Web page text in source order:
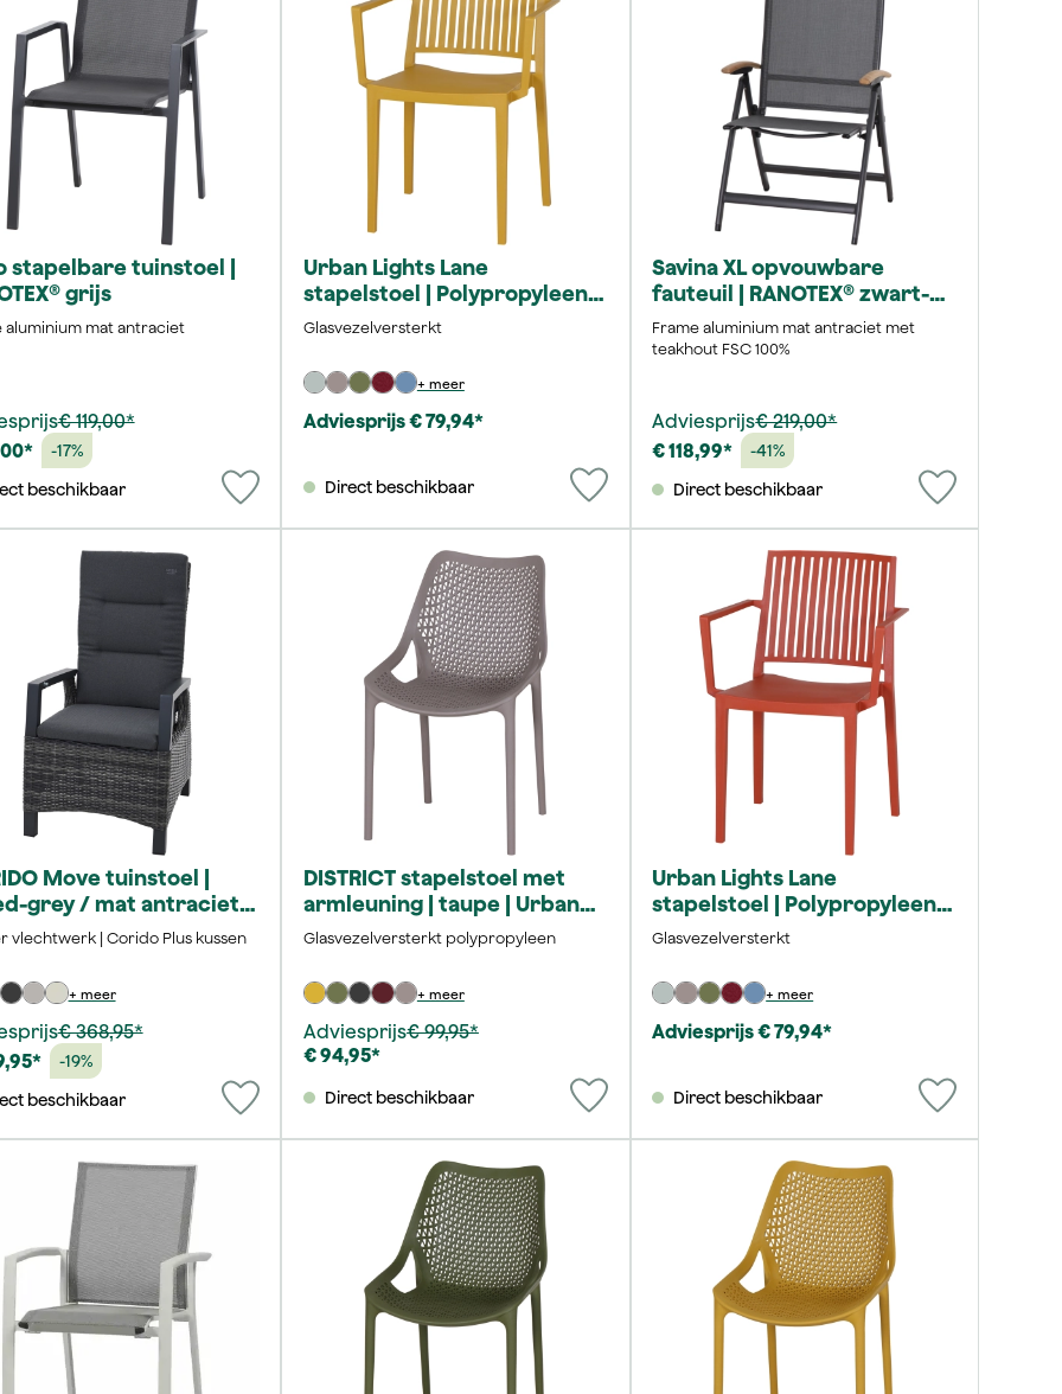
stapelbare tuinstoel |
grijs
aluminium mat antraciet
€ 119,00*
-17%
beschikbaar
Urban Lights Lane
stapelstoel | Polypropyleen
mosterd
Glasvezelversterkt
+ meer
Adviesprijs € 79,94*
Direct beschikbaar
Savina XL opvouwbare
fauteuil | RANOTEX® zwart-
zilver
Frame aluminium mat antraciet met
teakhout FSC 100%
Adviesprijs€ 219,00*
€ 118,99*
-41%
Direct beschikbaar
Move tuinstoel |
grey / mat antraciet |
vlechtwerk | Corido Plus kussen
+ meer
€ 368,95*
-19%
beschikbaar
DISTRICT stapelstoel met
armleuning | taupe | Urban
Lights
Glasvezelversterkt polypropyleen
+ meer
Adviesprijs€ 99,95*
€ 94,95*
Direct beschikbaar
Urban Lights Lane
stapelstoel | Polypropyleen
baksteen
Glasvezelversterkt
+ meer
Adviesprijs € 79,94*
Direct beschikbaar